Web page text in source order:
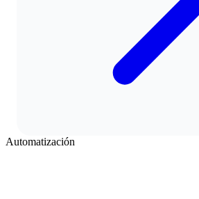
Automatización